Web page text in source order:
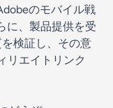
のモバイル戦
に、製品提供を受
検証し、その意
リエイトリンク